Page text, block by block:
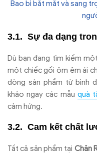
Bao bì bắt mắt và sang
Sự đa dạng
Dù bạn đang tìm kiếm
một chiếc gối ôm êm ái
dòng sản phẩm từ bình
khảo ngay các mẫu quà
cảm hứng.
Cam kết chất
Tất cả sản phẩm tại Chăn